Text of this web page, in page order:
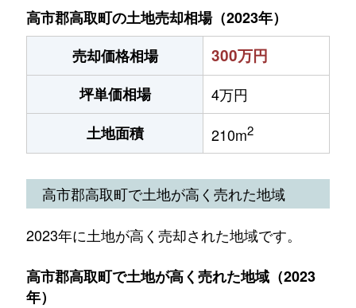
高市郡高取町の土地売却相場（2023年）
売却価格相場
300万円
坪単価相場
4万円
土地面積
210m2
高市郡高取町で土地が高く売れた地域
2023年に土地が高く売却された地域です。
高市郡高取町で土地が高く売れた地域（2023
年）